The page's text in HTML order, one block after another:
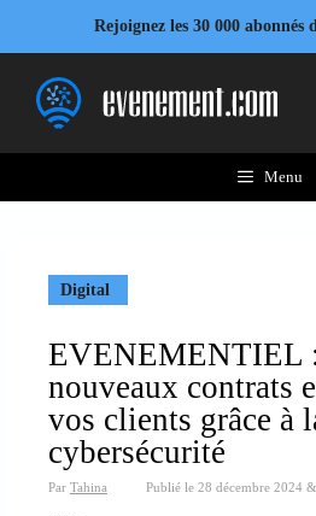
contenu
Rejoignez les 30 000 abonnés
Menu
Digital
EVENEMENTIEL
nouveaux contrats
vos clients grâce à
cybersécurité
Par Tahina Publié le 28 décembre 2024 &